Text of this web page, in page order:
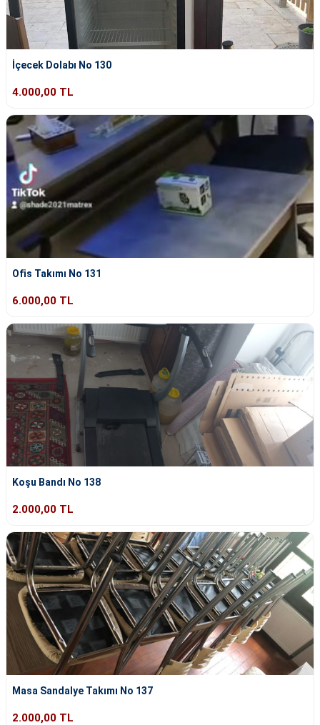
İçecek Dolabı No 130
4.000,00 TL
Ofis Takımı No 131
6.000,00 TL
Koşu Bandı No 138
2.000,00 TL
Masa Sandalye Takımı No 137
2.000,00 TL